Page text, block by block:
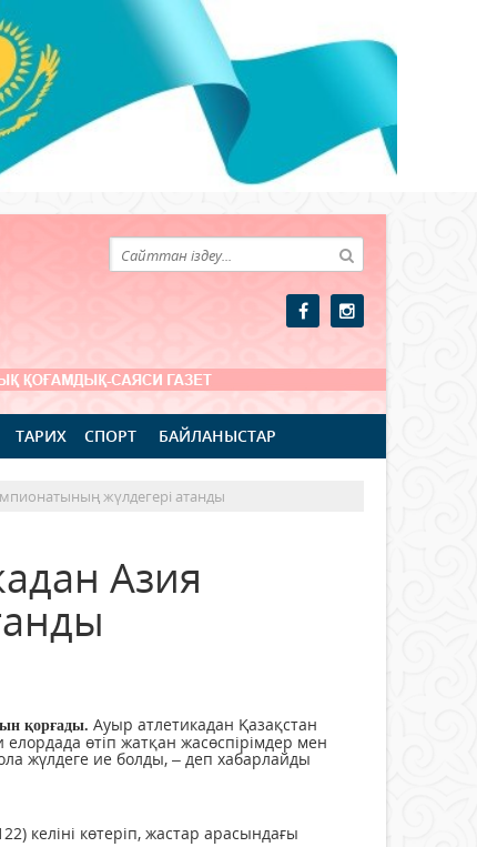
ТАРИХ СПОРТ БАЙЛАНЫСТАР
жүлдегері атанды
Азия
қорғады. Ауыр атлетикадан Қазақстан
өтіп жатқан жасөспірімдер мен
жүлдеге ие болды, – деп хабарлайды
келіні көтеріп, жастар арасындағы